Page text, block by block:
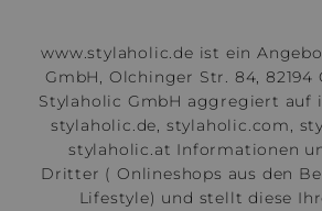
www.stylaholic.de ist ein
GmbH, Olchinger Str. 84, 82194
Stylaholic GmbH aggregiert auf
stylaholic.de, stylaholic.com,
stylaholic.at Informationen
Dritter ( Onlineshops aus den
Lifestyle) und stellt diese